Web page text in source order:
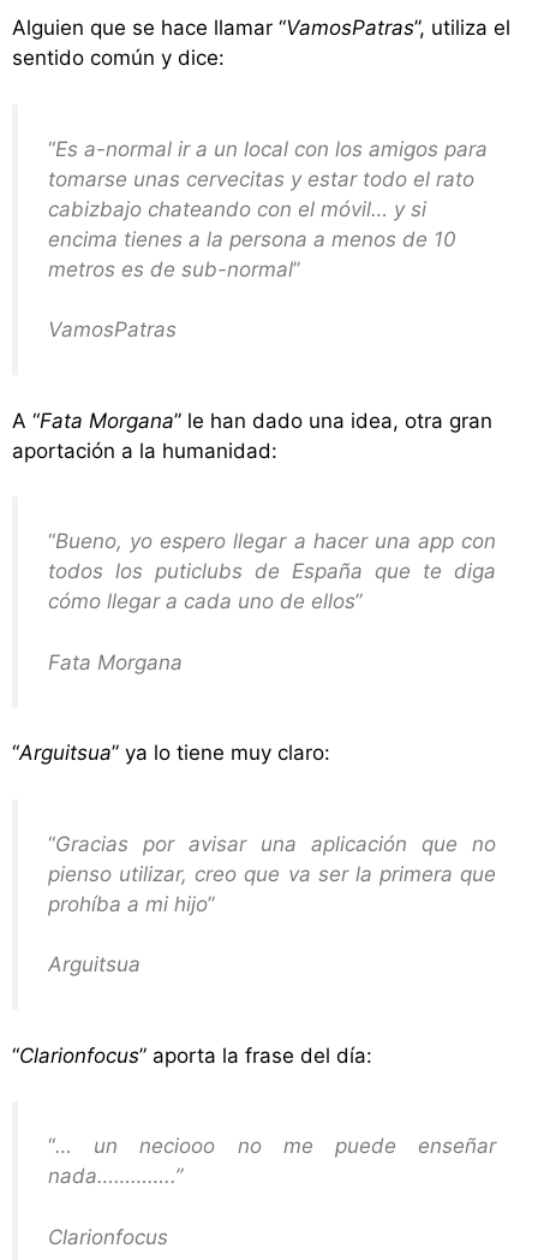
Alguien que se hace llamar “VamosPatras”, utiliza el
sentido común y dice:
“Es a-normal ir a un local con los amigos para
tomarse unas cervecitas y estar todo el rato
cabizbajo chateando con el móvil… y si
encima tienes a la persona a menos de 10
metros es de sub-normal”
VamosPatras
A “Fata Morgana” le han dado una idea, otra gran
aportación a la humanidad:
“Bueno, yo espero llegar a hacer una app con
todos los puticlubs de España que te diga
cómo llegar a cada uno de ellos”
Fata Morgana
“Arguitsua” ya lo tiene muy claro:
“Gracias por avisar una aplicación que no
pienso utilizar, creo que va ser la primera que
prohíba a mi hijo”
Arguitsua
“Clarionfocus” aporta la frase del día:
“… un neciooo no me puede enseñar
nada…………..”
Clarionfocus